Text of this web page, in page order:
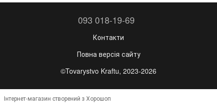
093 018-19-69
Контакти
Повна версія сайту
©Tovarystvo Kraftu, 2023-2026
Інтернет-магазин створений з Хорошоп